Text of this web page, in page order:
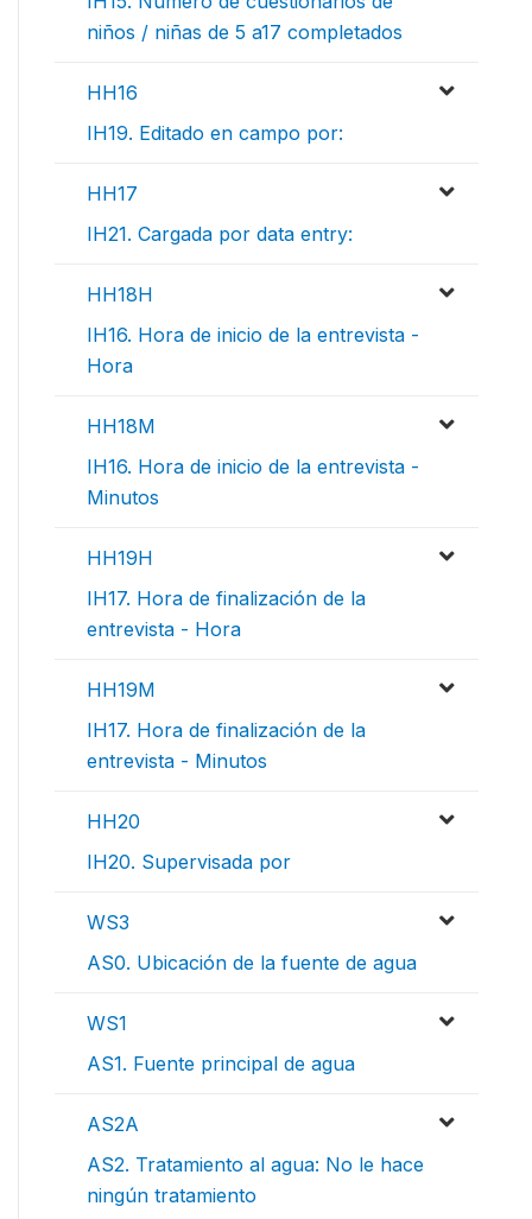
niños / niñas de 5 a17 completados
HH16
IH19. Editado en campo por:
HH17
IH21. Cargada por data entry:
HH18H
IH16. Hora de inicio de la entrevista -
Hora
HH18M
IH16. Hora de inicio de la entrevista -
Minutos
HH19H
IH17. Hora de finalización de la
entrevista - Hora
HH19M
IH17. Hora de finalización de la
entrevista - Minutos
HH20
IH20. Supervisada por
WS3
AS0. Ubicación de la fuente de agua
WS1
AS1. Fuente principal de agua
AS2A
AS2. Tratamiento al agua: No le hace
ningún tratamiento